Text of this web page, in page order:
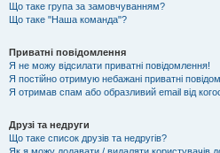
Що таке група за замовчуванням?
Що таке "Наша команда"?
Приватні повідомлення
Я не можу відсилати приватні повідомлення!
Я постійно отримую небажані приватні
Я отримав спам або образливий email від
Друзі та недруги
Що таке список друзів та недругів?